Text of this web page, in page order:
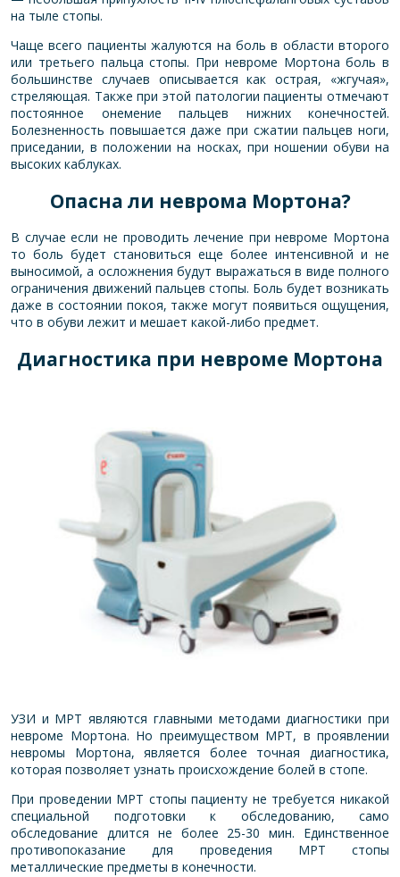
на тыле стопы.
Чаще всего пациенты жалуются на боль в области второго
или третьего пальца стопы. При невроме Мортона боль в
большинстве случаев описывается как острая, «жгучая»,
стреляющая. Также при этой патологии пациенты отмечают
постоянное онемение пальцев нижних конечностей.
Болезненность повышается даже при сжатии пальцев ноги,
приседании, в положении на носках, при ношении обуви на
высоких каблуках.
Опасна ли неврома Мортона?
В случае если не проводить лечение при невроме Мортона
то боль будет становиться еще более интенсивной и не
выносимой, а осложнения будут выражаться в виде полного
ограничения движений пальцев стопы. Боль будет возникать
даже в состоянии покоя, также могут появиться ощущения,
что в обуви лежит и мешает какой-либо предмет.
Диагностика при невроме Мортона
УЗИ и МРТ являются главными методами диагностики при
невроме Мортона. Но преимуществом МРТ, в проявлении
невромы Мортона, является более точная диагностика,
которая позволяет узнать происхождение болей в стопе.
При проведении МРТ стопы пациенту не требуется никакой
специальной подготовки к обследованию, само
обследование длится не более 25-30 мин. Единственное
противопоказание для проведения МРТ стопы
металлические предметы в конечности.